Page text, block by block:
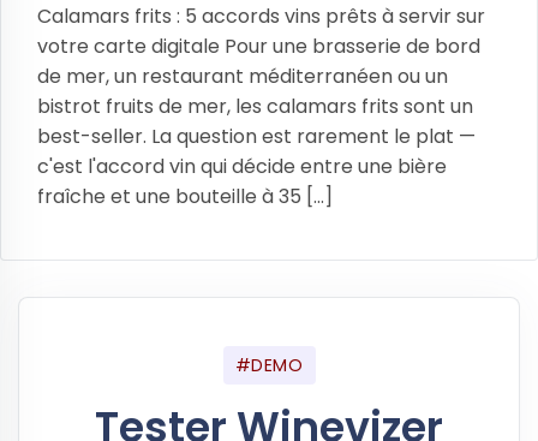
Calamars frits : 5 accords vins prêts à servir sur
votre carte digitale Pour une brasserie de bord
de mer, un restaurant méditerranéen ou un
bistrot fruits de mer, les calamars frits sont un
best-seller. La question est rarement le plat —
c'est l'accord vin qui décide entre une bière
fraîche et une bouteille à 35 [...]
#DEMO
Tester Winevizer